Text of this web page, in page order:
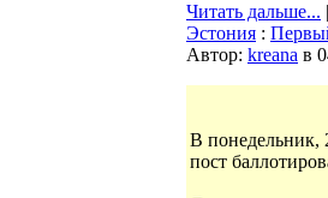
Читать дальше...
Эстония :
Автор: kreana в
В понедельник,
пост